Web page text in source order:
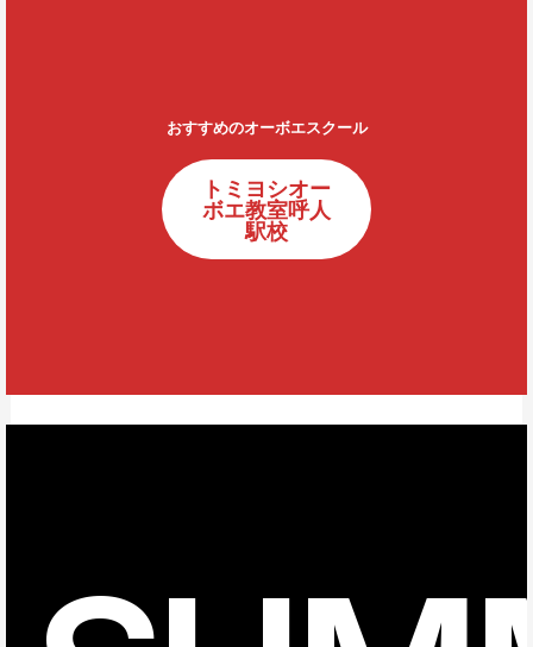
おすすめのオーボエスクール
トミヨシオー
ボエ教室呼人
駅校